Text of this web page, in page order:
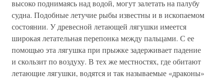
высоко поднимаясь над водой, могут залетать на палубу
судна. Подобные летучие рыбы известны и в ископаемом
состоянии. У древесной летающей лягушки имеется
широкая летательная перепонка между пальцами. С ее
помощью эта лягушка при прыжке задерживает падение
и скользит по воздуху. В тех же местностях, где обитают
летающие лягушки, водятся и так называемые «драконы»